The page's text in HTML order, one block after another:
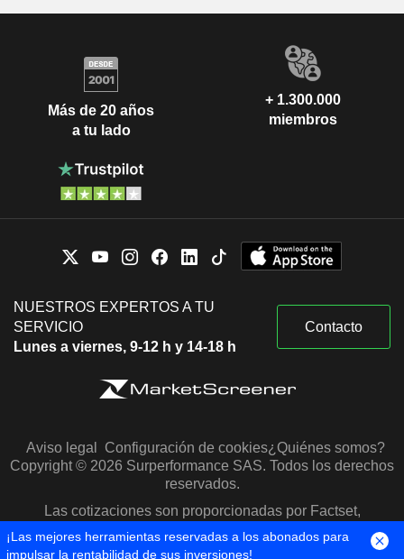
Más de 20 años
a tu lado
+ 1.300.000
miembros
NUESTROS EXPERTOS A TU
SERVICIO
Lunes a viernes, 9-12 h y 14-18 h
Contacto
Aviso legal Configuración de cookies¿Quiénes somos?
Copyright © 2026 Surperformance SAS. Todos los derechos
reservados.
Las cotizaciones son proporcionadas por Factset,
Morningstar y S&P Capital IQ
¡Las mejores herramientas reservadas a los abonados para
impulsar la rentabilidad de sus inversiones!